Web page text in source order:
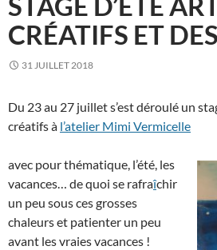
CRÉATIFS ET
31 JUILLET 2018
Du 23 au 27 juillet s’est déroulé un
créatifs à l’atelier Mimi Vermicelle
avec pour thématique, l’été, les
vacances… de quoi se rafraîchir
un peu sous ces grosses
chaleurs et patienter un peu
avant les vraies vacances !